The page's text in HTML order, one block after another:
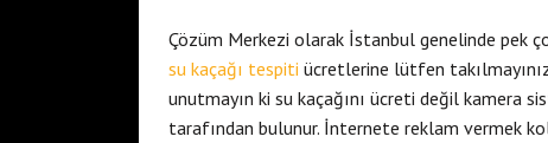
Çözüm Merkezi olarak İstanbul genelinde pek
su kaçağı tespiti ücretlerine lütfen
unutmayın ki su kaçağını ücreti değil kamera
tarafından bulunur. İnternete reklam vermek